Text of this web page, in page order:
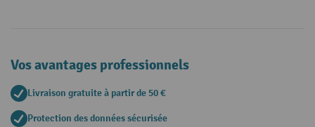
Vos avantages professionnels
Livraison gratuite à partir de 50 €
Protection des données sécurisée